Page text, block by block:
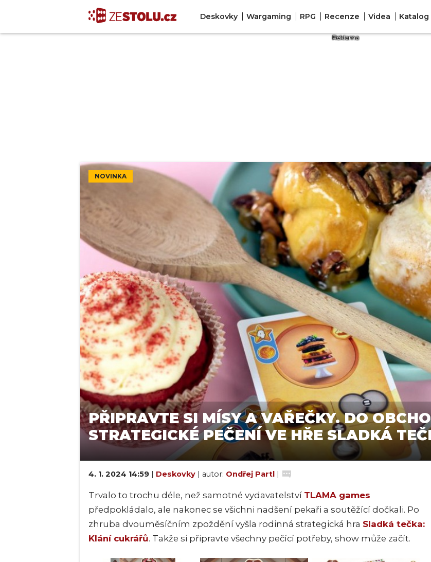
Deskovky Wargaming RPG Recenze Videa Katalog
NOVINKA
PŘIPRAVTE SI MÍSY A VAŘEČKY. DO
STRATEGICKÉ PEČENÍ VE HŘE SLADKÁ
4. 1. 2024 14:59 | Deskovky | autor: Ondřej Partl |
Trvalo to trochu déle, než samotné vydavatelství TLAMA games
předpokládalo, ale nakonec se všichni nadšení pekaři a soutěžící dočkali. Po
zhruba dvouměsíčním zpoždění vyšla rodinná strategická hra Sladká tečka:
Klání cukrářů. Takže si připravte všechny pečící potřeby, show může začít.